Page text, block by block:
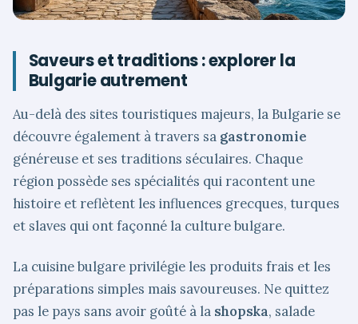
Saveurs et traditions : explorer la
Bulgarie autrement
Au-delà des sites touristiques majeurs, la Bulgarie se
découvre également à travers sa gastronomie
généreuse et ses traditions séculaires. Chaque
région possède ses spécialités qui racontent une
histoire et reflètent les influences grecques, turques
et slaves qui ont façonné la culture bulgare.
La cuisine bulgare privilégie les produits frais et les
préparations simples mais savoureuses. Ne quittez
pas le pays sans avoir goûté à la shopska, salade